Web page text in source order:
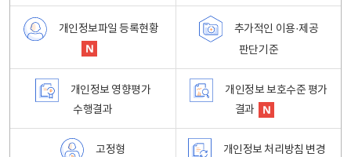
개인정보파일 등록현황
추가적인 이용·제공
판단기준
개인정보 영향평가
수행결과
개인정보 보호수준 평가
결과
고정형
개인정보 처리방침 변경